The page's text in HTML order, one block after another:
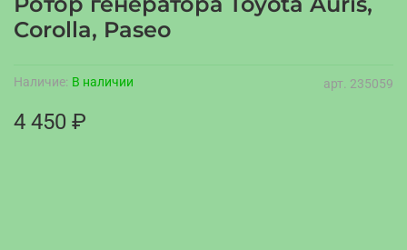
арт. 235059
Наличие: В наличии
Corolla, Paseo
4 450 ₽